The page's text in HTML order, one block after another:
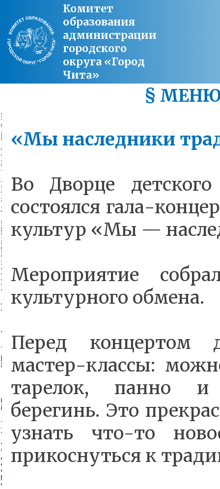
Комитет
образования
администрации
городского
округа «Город
Чита»
§
«Мы наследники
Во Дворце
состоялся гала-
культур «Мы —
Мероприятие
культурного обмена.
Перед концертом
мастер-классы:
тарелок, панно и
берегинь. Это
узнать что-то
прикоснуться к